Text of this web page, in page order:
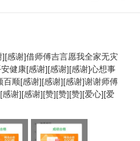
感谢]借师傅吉言愿我全家无灾
健康[感谢][感谢][感谢]心想事
百顺[感谢][感谢][感谢]谢谢师傅
谢][感谢][赞][赞][赞][爱心][爱